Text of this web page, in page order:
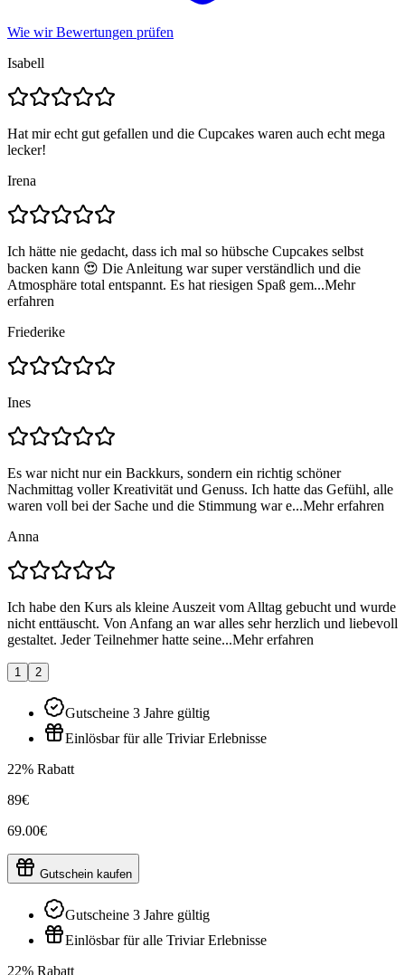
Wie wir Bewertungen prüfen
Isabell
Hat mir echt gut gefallen und die Cupcakes waren auch echt mega
lecker!
Irena
Ich hätte nie gedacht, dass ich mal so hübsche Cupcakes selbst
backen kann 😍 Die Anleitung war super verständlich und die
Atmosphäre total entspannt. Es hat riesigen Spaß gem...Mehr
erfahren
Friederike
Ines
Es war nicht nur ein Backkurs, sondern ein richtig schöner
Nachmittag voller Kreativität und Genuss. Ich hatte das Gefühl, alle
waren voll bei der Sache und die Stimmung war e...Mehr erfahren
Anna
Ich habe den Kurs als kleine Auszeit vom Alltag gebucht und wurde
nicht enttäuscht. Von Anfang an war alles sehr herzlich und liebevoll
gestaltet. Jeder Teilnehmer hatte seine...Mehr erfahren
1 2
Gutscheine 3 Jahre gültig
Einlösbar für alle Triviar Erlebnisse
22% Rabatt
89€
69.00€
Gutschein kaufen
Gutscheine 3 Jahre gültig
Einlösbar für alle Triviar Erlebnisse
22% Rabatt